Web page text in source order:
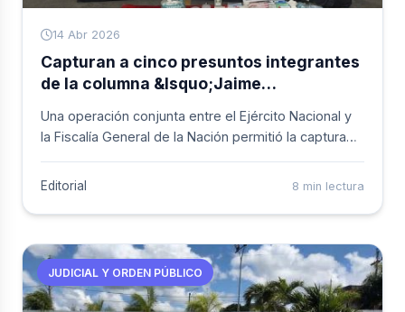
14 Abr 2026
Capturan a cinco presuntos integrantes
de la columna &lsquo;Jaime
Dagua
Una operación conjunta entre el Ejército Nacional y
la Fiscalía General de la Nación permitió la captura
&lsquo;Jaime Martínez&rsquo;, disidencia de las
de Dagua. El operativo fue el resultado de varios
meses de labores de inteligencia militar orientadas a
desarticular las redes de apoyo de este grupo
armado en el departamento del Valle del Cauca.
Editorial 8 min lectura
JUDICIAL Y ORDEN PÚBLICO